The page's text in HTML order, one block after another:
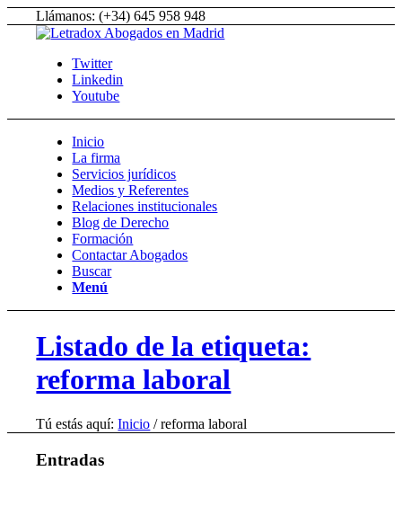
Llámanos: (+34) 645 958 948
Twitter
Linkedin
Youtube
Inicio
La firma
Servicios jurídicos
Medios y Referentes
Relaciones institucionales
Blog de Derecho
Formación
Contactar Abogados
Buscar
Menú
Listado de la etiqueta:
reforma laboral
Tú estás aquí: Inicio / reforma laboral
Entradas